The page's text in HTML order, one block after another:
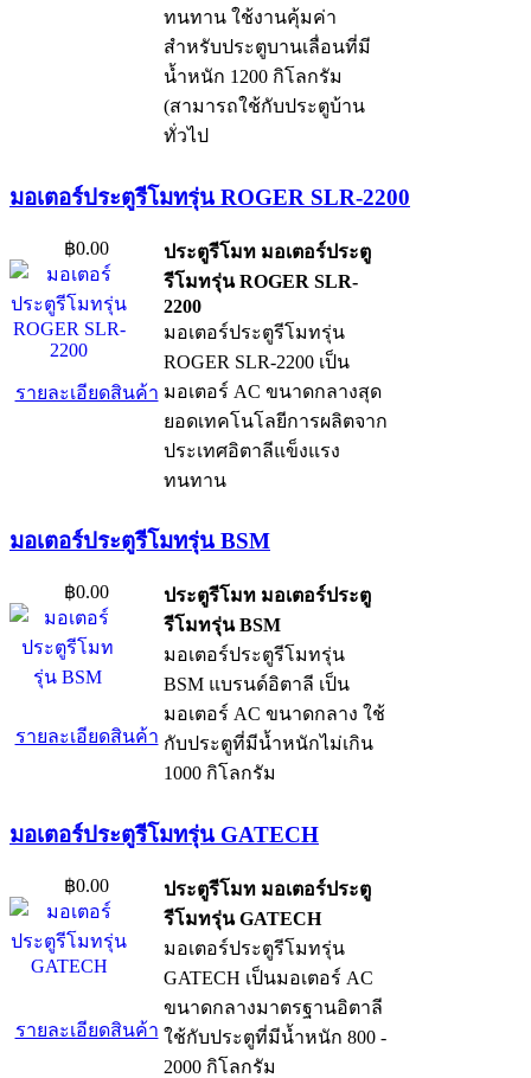
ทนทาน ใช้งานคุ้มค่า
สำหรับประตูบานเลื่อนที่มี
น้ำหนัก 1200 กิโลกรัม
(สามารถใช้กับประตูบ้าน
ทั่วไป
มอเตอร์ประตูรีโมทรุ่น ROGER SLR-2200
฿0.00
รายละเอียดสินค้า
ประตูรีโมท มอเตอร์ประตู
รีโมทรุ่น ROGER SLR-
2200
มอเตอร์ประตูรีโมทรุ่น
ROGER SLR-2200 เป็น
มอเตอร์ AC ขนาดกลางสุด
ยอดเทคโนโลยีการผลิตจาก
ประเทศอิตาลีแข็งแรง
ทนทาน
มอเตอร์ประตูรีโมทรุ่น BSM
฿0.00
รายละเอียดสินค้า
ประตูรีโมท มอเตอร์ประตู
รีโมทรุ่น BSM
มอเตอร์ประตูรีโมทรุ่น
BSM แบรนด์อิตาลี เป็น
มอเตอร์ AC ขนาดกลาง ใช้
กับประตูที่มีน้ำหนักไม่เกิน
1000 กิโลกรัม
มอเตอร์ประตูรีโมทรุ่น GATECH
฿0.00
รายละเอียดสินค้า
ประตูรีโมท มอเตอร์ประตู
รีโมทรุ่น GATECH
มอเตอร์ประตูรีโมทรุ่น
GATECH เป็นมอเตอร์ AC
ขนาดกลางมาตรฐานอิตาลี
ใช้กับประตูที่มีน้ำหนัก 800 -
2000 กิโลกรัม